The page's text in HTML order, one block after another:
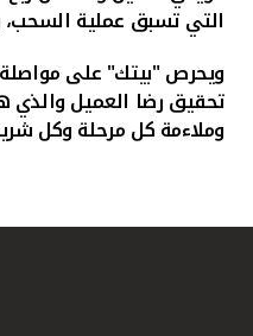
التي تسبق عملية السحب، و يشترط أن لا يقل
ويحرص "بيتك" على مواصلة
تحقيق رضا العميل والذي
وملاءمة كل مرحلة وكل